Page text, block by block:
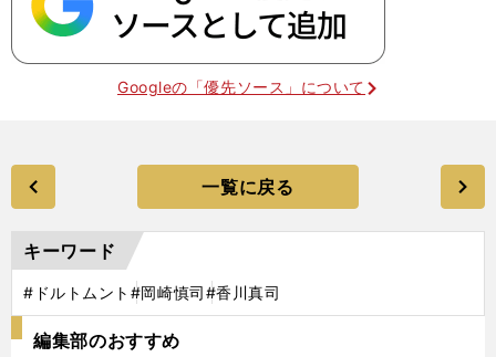
Googleの「優先ソース」について
一覧に戻る
キーワード
#ドルトムント #岡崎慎司#香川真司
編集部のおすすめ